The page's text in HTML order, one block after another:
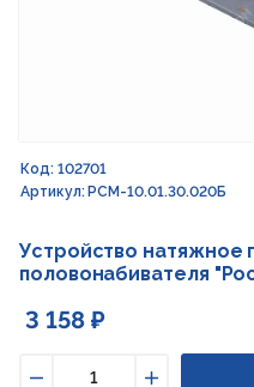
Код: 102701
Артикул: РСМ-10.01.30.020Б
Устройство натяжное
половонабивателя
3 158 ₽